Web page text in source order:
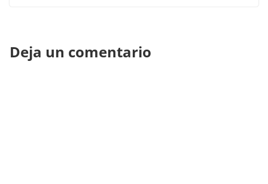
Deja un comentario